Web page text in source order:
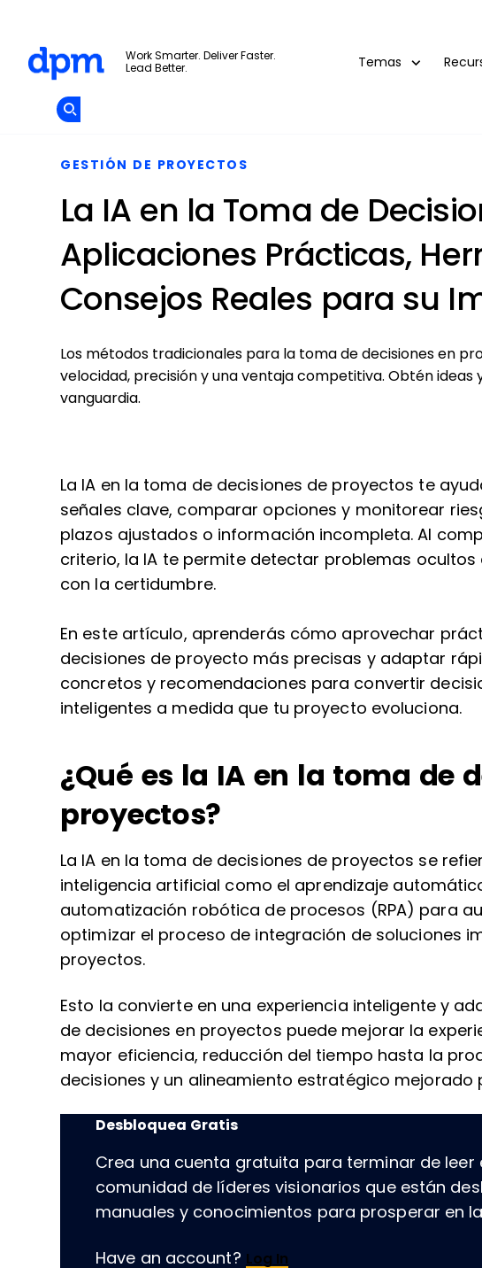
Skip to main content
Work Smarter. Deliver Faster.
Lead Better.
Temas
Add as
GESTIÓN DE PROYECTOS
La IA en la Toma de
Aplicaciones Prácticas,
Consejos Reales para su
Los métodos tradicionales para la toma de decisiones en
velocidad, precisión y una ventaja competitiva. Obtén
vanguardia.
La IA en la toma de decisiones de proyectos te
señales clave, comparar opciones y monitorear
plazos ajustados o información incompleta. Al
criterio, la IA te permite detectar problemas
con la certidumbre.
En este artículo, aprenderás cómo aprovechar
decisiones de proyecto más precisas y adaptar
concretos y recomendaciones para convertir
inteligentes a medida que tu proyecto evoluciona.
¿Qué es la IA en la toma de
proyectos?
La IA en la toma de decisiones de proyectos se
inteligencia artificial como el aprendizaje
automatización robótica de procesos (RPA) para
optimizar el proceso de integración de soluciones
proyectos.
Esto la convierte en una experiencia inteligente y
de decisiones en proyectos puede mejorar la
mayor eficiencia, reducción del tiempo hasta la
decisiones y un alineamiento estratégico mejorado
Desbloquea Gratis
Crea una cuenta gratuita para terminar de leer
comunidad de líderes visionarios que están
manuales y conocimientos para prosperar en
Have an account? Log In